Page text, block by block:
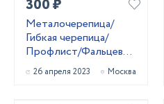
300 ₽
Металочерепица/
Гибкая черепица/
Профлист/Фальцевая
кровля
26 апреля 2023 Москва